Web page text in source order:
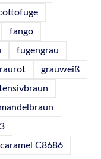
fango
fugengrau
grauweiß
mandelbraun
C8686